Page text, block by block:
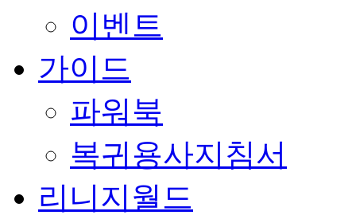
이벤트
가이드
파워북
복귀용사지침서
리니지월드